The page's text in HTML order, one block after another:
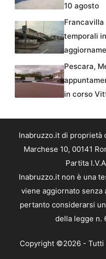
10 agosto
Francavilla
temporali
Pescara,
in corso
Inabruzzo.it di proprietà
Marchese 10, 00141
Partita
Inabruzzo.it non è una
viene aggiornato senza
pertanto considerarsi
della legge n.
Copyright ©2026 -